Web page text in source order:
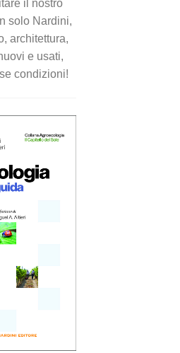
il nostro
solo Nardini,
architettura,
e usati,
condizioni!